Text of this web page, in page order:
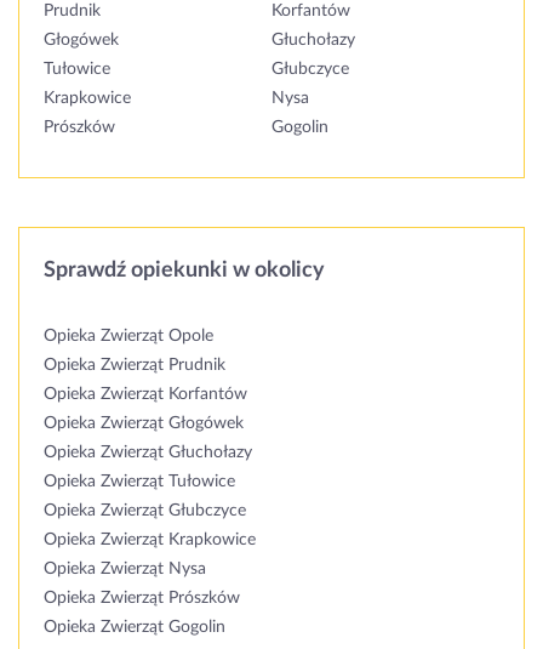
Prudnik
Korfantów
Głogówek
Głuchołazy
Tułowice
Głubczyce
Krapkowice
Nysa
Prószków
Gogolin
Sprawdź opiekunki w okolicy
Opieka Zwierząt Opole
Opieka Zwierząt Prudnik
Opieka Zwierząt Korfantów
Opieka Zwierząt Głogówek
Opieka Zwierząt Głuchołazy
Opieka Zwierząt Tułowice
Opieka Zwierząt Głubczyce
Opieka Zwierząt Krapkowice
Opieka Zwierząt Nysa
Opieka Zwierząt Prószków
Opieka Zwierząt Gogolin